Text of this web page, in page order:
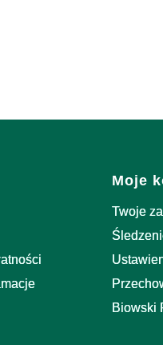
Moje
Twoje
Biowski